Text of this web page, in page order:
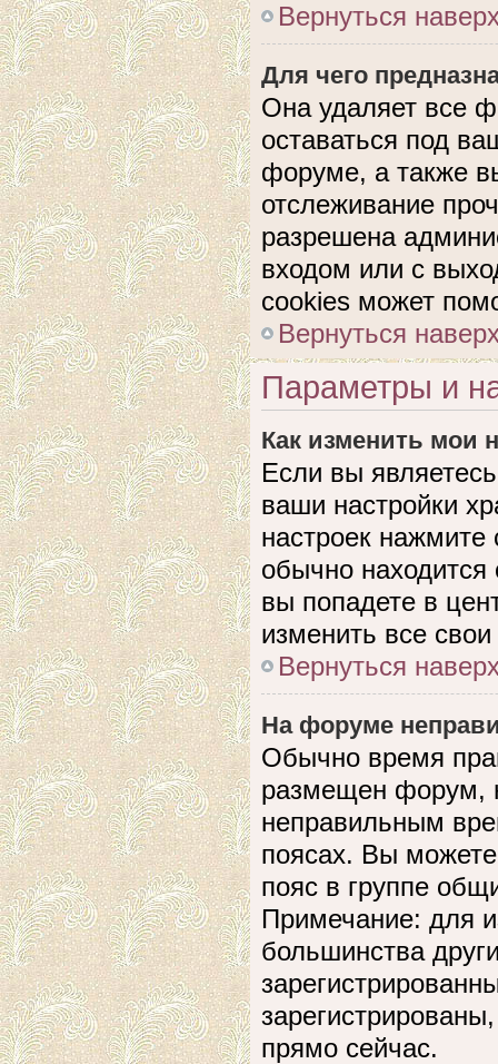
Вернуться
Для чего
Она удаляет все
оставаться под
форуме, а также
отслеживание
разрешена
входом или с
cookies может
Вернуться
Параметры и
Как изменить мои
Если вы
ваши настройки
настроек нажмите
обычно
вы попадете в
изменить все свои
Вернуться
На форуме
Обычно время
размещен форум,
неправильным
поясах. Вы
пояс в группе
Примечание: для
большинства
прямо сейчас.